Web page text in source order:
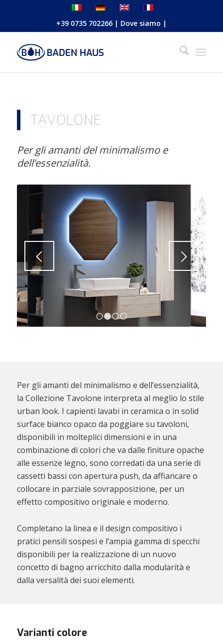
+39 0735 702266| Dove siamo |
TAVOLONE
Per gli amanti del minimalismo e
dell’essenzialità.
1 2
Per gli amanti del minimalismo e dell’essenzialità,
la Collezione Tavolone interpreta al meglio lo stile
urban look. I capienti lavabi in ceramica o in solid
surface bianco opaco da poggiare su tavoloni,
disponibili in molteplici dimensioni e in una
combinazione di colori che va dalle finiture opache
alle essenze legno, sono corredati da una serie di
cassetti bassi con apertura push, da affiancare o
collocare in parziale sovrapposizione, per un
effetto compositivo originale e moderno.
Completano la linea e il design compositivo i
pratici pensili sospesi e l’ampia gamma di specchi
disponibili per la realizzazione di un nuovo
concetto di bagno arricchito dalla modularità e
dalla versalità dei suoi elementi.
Varianti colore